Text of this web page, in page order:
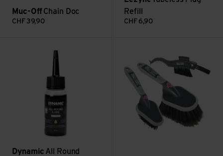
Muc-OffChain Doc
CHF 39,90
Refill
CHF 6,90
Dynamic All Round